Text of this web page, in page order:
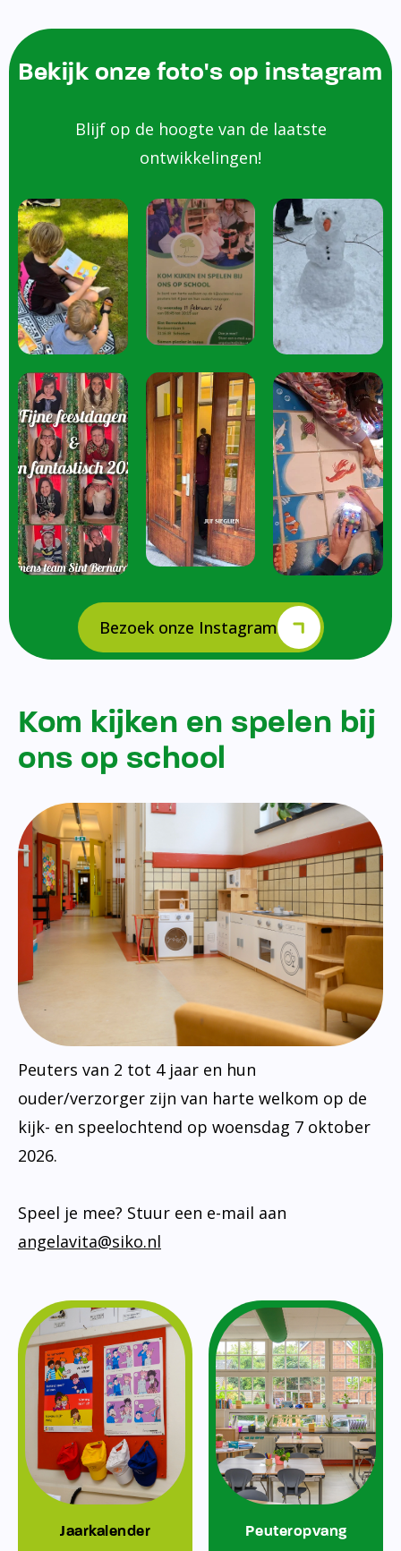
Bekijk onze foto's op instagram
Blijf op de hoogte van de laatste
ontwikkelingen!
Bezoek onze Instagram
Kom kijken en spelen bij
ons op school
Peuters van 2 tot 4 jaar en hun
ouder/verzorger zijn van harte welkom op de
kijk- en speelochtend op woensdag 7 oktober
2026.
Speel je mee? Stuur een e-mail aan
angelavita@siko.nl
Jaarkalender Peuteropvang